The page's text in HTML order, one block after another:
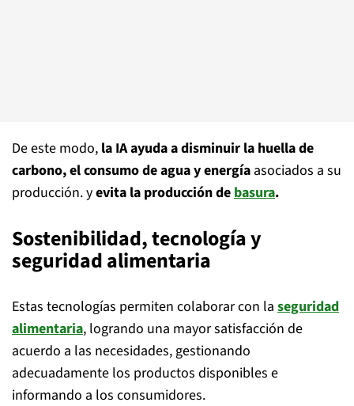
De este modo, la IA ayuda a disminuir la huella de
carbono, el consumo de agua y energía asociados a su
producción. yevita la producción debasura.
Sostenibilidad, tecnología y
seguridad alimentaria
Estas tecnologías permiten colaborar con la seguridad
alimentaria, logrando una mayor satisfacción de
acuerdo a las necesidades, gestionando
adecuadamente los productos disponibles e
informando a los consumidores.